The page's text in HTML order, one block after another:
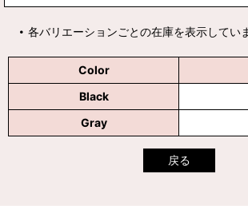
各バリエーションごとの在庫を表示してい
Color
Black
Gray
戻る